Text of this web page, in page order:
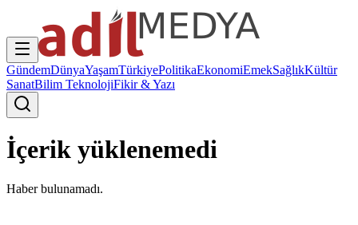
GündemDünyaYaşamTürkiyePolitikaEkonomiEmekSağlıkKültür
SanatBilim TeknolojiFikir & Yazı
İçerik yüklenemedi
Haber bulunamadı.